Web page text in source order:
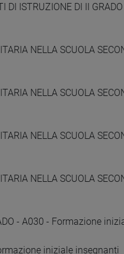
DI ISTRUZIONE DI II
NELLA SCUOLA
NELLA SCUOLA
NELLA SCUOLA
NELLA SCUOLA
- A030 - Formazione
iniziale insegnanti